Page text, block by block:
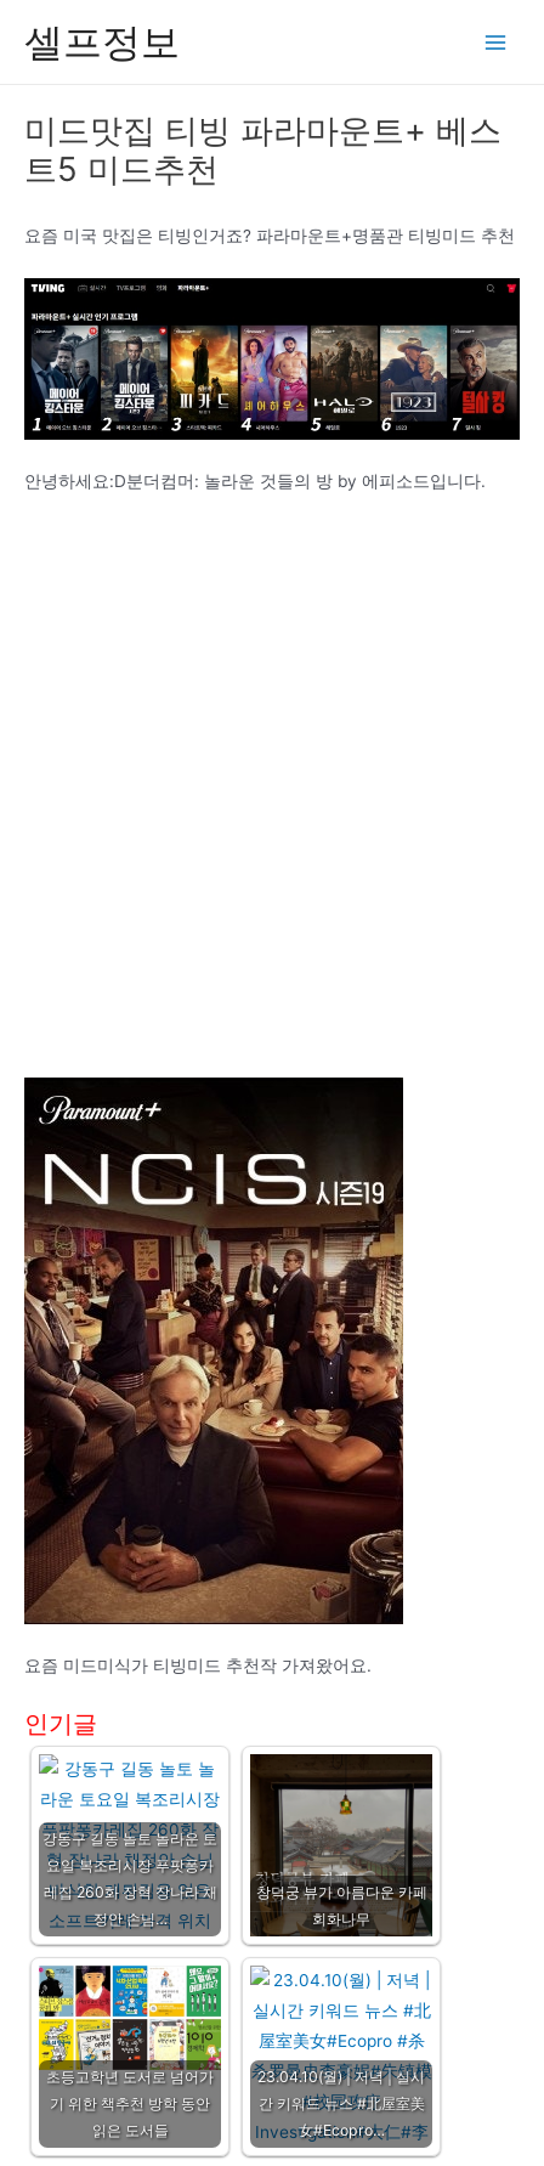
셀프정보
미드맛집 티빙 파라마운트+ 베스
트5 미드추천
요즘 미국 맛집은 티빙인거죠? 파라마운트+명품관 티빙미드 추천
안녕하세요:D분더컴머: 놀라운 것들의 방 by 에피소드입니다.
요즘 미드미식가 티빙미드 추천작 가져왔어요.
인기글
강동구 길동 놀토 놀라운 토
요일 복조리시장 푸팟퐁카
레집 260화 장혁 장나라 채
정안 손님…
창덕궁 뷰가 아름다운 카페
회화나무
초등고학년 도서로 넘어가
기 위한 책추천 방학 동안
읽은 도서들
23.04.10(월) | 저녁 | 실시
간 키워드 뉴스 #北屋室美
女#Ecopro…